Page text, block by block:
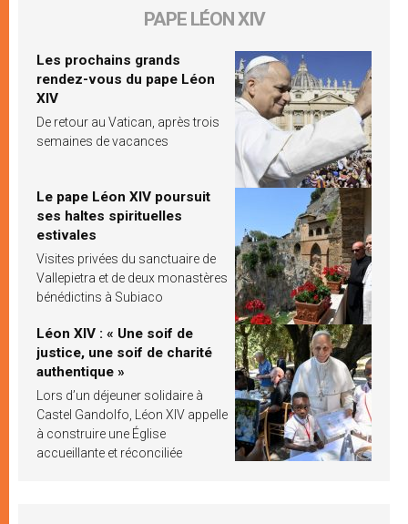
PAPE LÉON XIV
Les prochains grands
rendez-vous du pape Léon
XIV
De retour au Vatican, après trois
semaines de vacances
Le pape Léon XIV poursuit
ses haltes spirituelles
estivales
Visites privées du sanctuaire de
Vallepietra et de deux monastères
bénédictins à Subiaco
Léon XIV : « Une soif de
justice, une soif de charité
authentique »
Lors d’un déjeuner solidaire à
Castel Gandolfo, Léon XIV appelle
à construire une Église
accueillante et réconciliée